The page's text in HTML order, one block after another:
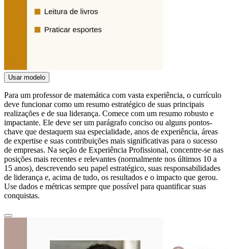
Usar modelo
Para um professor de matemática com vasta experiência, o currículo
deve funcionar como um resumo estratégico de suas principais
realizações e de sua liderança. Comece com um resumo robusto e
impactante. Ele deve ser um parágrafo conciso ou alguns pontos-
chave que destaquem sua especialidade, anos de experiência, áreas
de expertise e suas contribuições mais significativas para o sucesso
de empresas. Na seção de Experiência Profissional, concentre-se nas
posições mais recentes e relevantes (normalmente nos últimos 10 a
15 anos), descrevendo seu papel estratégico, suas responsabilidades
de liderança e, acima de tudo, os resultados e o impacto que gerou.
Use dados e métricas sempre que possível para quantificar suas
conquistas.